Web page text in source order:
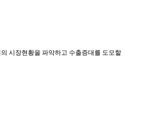
시장현황을 파악하고 수출증대를 도모할